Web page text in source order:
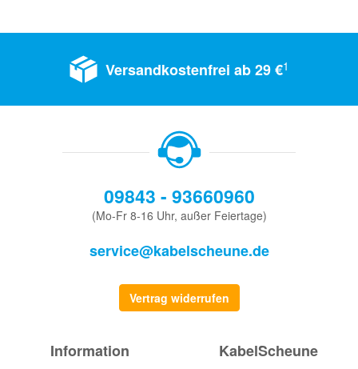
Versandkostenfrei ab 29 €1
09843 - 93660960
(Mo-Fr 8-16 Uhr, außer Feiertage)
service@kabelscheune.de
Vertrag widerrufen
Information KabelScheune